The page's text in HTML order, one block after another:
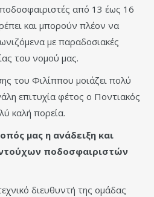
από 13 έως 16
και μπορούν πλέον να
με παραδοσιακές
του νομού μας.
του Φιλίππου μοιάζει πολύ
επιτυχία φέτος ο Ποντιακός
καλή πορεία.
μας η ανάδειξη και
ποδοσφαιριστών
διευθυντή της ομάδας